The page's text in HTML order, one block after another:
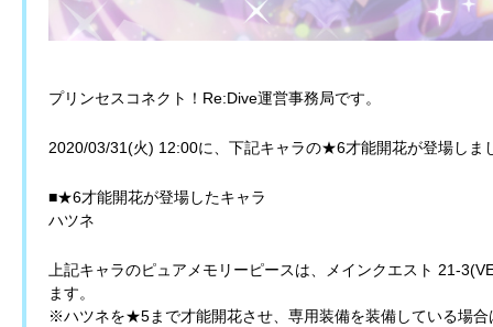
プリンセスコネクト！Re:Dive運営事務局です。
2020/03/31(火) 12:00に、下記キャラの★6才能開花が登場しま
■★6才能開花が登場したキャラ
ハツネ
上記キャラのピュアメモリーピースは、メインクエスト 21-
ます。
※ハツネを★5まで才能開花させ、専用装備を装備している場